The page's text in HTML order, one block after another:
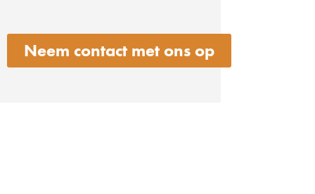
Neem contact met ons op